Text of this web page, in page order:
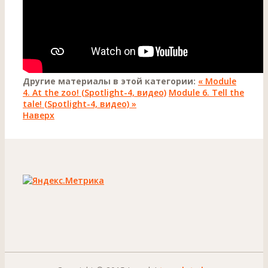
Другие материалы в этой категории: « Module
4. At the zoo! (Spotlight-4, видео) Module 6. Tell the
tale! (Spotlight-4, видео) »
Наверх